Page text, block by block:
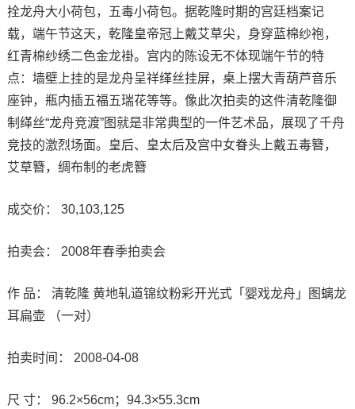
拴龙舟大小荷包，五毒小荷包。据乾隆时期的宫廷档案记
载，端午节这天，乾隆皇帝冠上戴艾草尖，身穿蓝棉纱袍，
红青棉纱绣二色金龙褂。宫内的陈设无不体现端午节的特
点：墙壁上挂的是龙舟呈祥缂丝挂屏，桌上摆大青葫芦音乐
座钟，瓶内插五福五瑞花等等。像此次拍卖的这件清乾隆御
制缂丝“龙舟竞渡”图就是非常典型的一件艺术品，展现了千舟
竞技的激烈场面。皇后、皇太后及宫中女眷头上戴五毒簪，
艾草簪，绸布制的老虎簪
成交价： 30,103,125
拍卖会： 2008年春季拍卖会
作 品： 清乾隆 黄地轧道锦纹粉彩开光式「婴戏龙舟」图螭龙
耳扁壶 （一对）
拍卖时间： 2008-04-08
尺 寸： 96.2×56cm；94.3×55.3cm